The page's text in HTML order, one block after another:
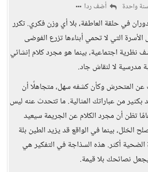
واحدة أضف ردا
في حلقة العاطفة، بلا أي وزن فكري. تكرر
التي لا تحمي أبناءها تزرع الفوضى
نظرية اجتماعية، بينما هو مجرد كلام إنشائي
مدرسية لا لنقاش جاد.
المتحرش وكأن كشفه سهل، متجاهلًا أن
بكثير من عباراتك المثالية. ما تتحدث عنه ليس
تظن أن مجرد الكلام عن الجريمة سيعيد
الخلل، بينما في الواقع قد يزيد الطين بلة
الضحية أكثر. هذه السذاجة في التفكير هي
نصائحك بلا قيمة.